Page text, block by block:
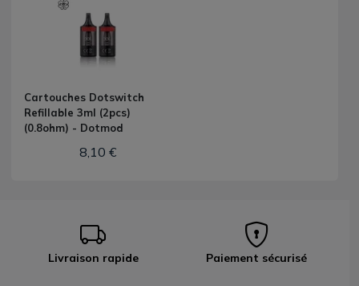
Cartouches Dotswitch
Refillable 3ml (2pcs)
(0.8ohm) - Dotmod
8,10 €
Livraison rapide Paiement sécurisé